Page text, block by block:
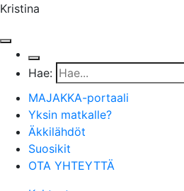
Kristina
Hae:
MAJAKKA-portaali
Yksin matkalle?
Äkkilähdöt
Suosikit
OTA YHTEYTTÄ